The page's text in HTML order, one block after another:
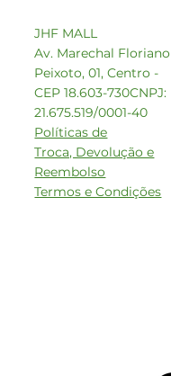
JHF MALL
Av. Marechal Floriano
Peixoto, 01, Centro -
CEP 18.603-730CNPJ:
21.675.519/0001-40
Políticas de
Troca, Devolução e
Reembolso
Termos e Condições